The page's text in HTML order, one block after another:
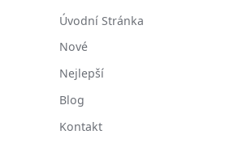
Úvodní Stránka
Nové
Nejlepší
Blog
Kontakt